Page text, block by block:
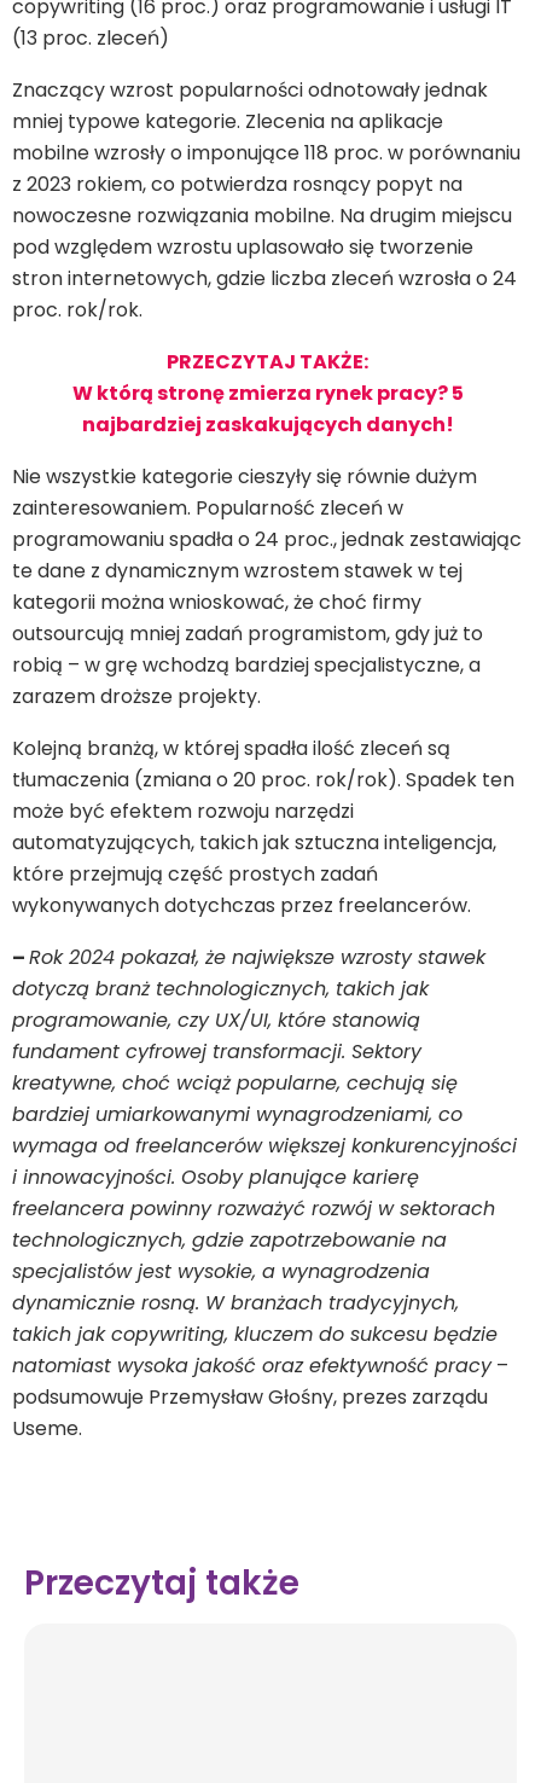
copywriting (16 proc.) oraz programowanie i usługi IT
(13 proc. zleceń)
Znaczący wzrost popularności odnotowały jednak
mniej typowe kategorie. Zlecenia na aplikacje
mobilne wzrosły o imponujące 118 proc. w porównaniu
z 2023 rokiem, co potwierdza rosnący popyt na
nowoczesne rozwiązania mobilne. Na drugim miejscu
pod względem wzrostu uplasowało się tworzenie
stron internetowych, gdzie liczba zleceń wzrosła o 24
proc. rok/rok.
PRZECZYTAJ TAKŻE:
W którą stronę zmierza rynek pracy? 5
najbardziej zaskakujących danych!
Nie wszystkie kategorie cieszyły się równie dużym
zainteresowaniem. Popularność zleceń w
programowaniu spadła o 24 proc., jednak zestawiając
te dane z dynamicznym wzrostem stawek w tej
kategorii można wnioskować, że choć firmy
outsourcują mniej zadań programistom, gdy już to
robią – w grę wchodzą bardziej specjalistyczne, a
zarazem droższe projekty.
Kolejną branżą, w której spadła ilość zleceń są
tłumaczenia (zmiana o 20 proc. rok/rok). Spadek ten
może być efektem rozwoju narzędzi
automatyzujących, takich jak sztuczna inteligencja,
które przejmują część prostych zadań
wykonywanych dotychczas przez freelancerów.
–Rok 2024 pokazał, że największe wzrosty stawek
dotyczą branż technologicznych, takich jak
programowanie, czy UX/UI, które stanowią
fundament cyfrowej transformacji. Sektory
kreatywne, choć wciąż popularne, cechują się
bardziej umiarkowanymi wynagrodzeniami, co
wymaga od freelancerów większej konkurencyjności
i innowacyjności. Osoby planujące karierę
freelancera powinny rozważyć rozwój w sektorach
technologicznych, gdzie zapotrzebowanie na
specjalistów jest wysokie, a wynagrodzenia
dynamicznie rosną. W branżach tradycyjnych,
takich jak copywriting, kluczem do sukcesu będzie
natomiast wysoka jakość oraz efektywność pracy–
podsumowuje Przemysław Głośny, prezes zarządu
Useme.
Przeczytaj także